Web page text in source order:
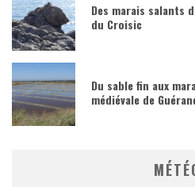
Des marais salants
du Croisic
Du sable fin aux
médiévale de